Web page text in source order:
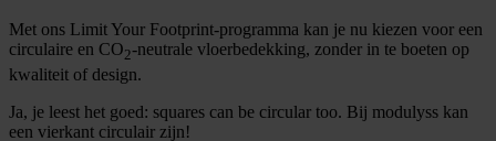
Met ons Limit Your Footprint-programma kan je nu kiezen voor een
circulaire en CO2-neutrale vloerbedekking, zonder in te boeten op
kwaliteit of design.
Ja, je leest het goed: squares can be circular too. Bij modulyss kan
een vierkant circulair zijn!